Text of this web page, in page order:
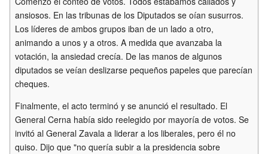
ansiosos. En las tribunas de los Diputados se oían susurros.
Los líderes de ambos grupos iban de un lado a otro,
animando a unos y a otros. A medida que avanzaba la
votación, la ansiedad crecía. De las manos de algunos
diputados se veían deslizarse pequeños papeles que parecían
cheques.
Finalmente, el acto terminó y se anunció el resultado. El
General Cerna había sido reelegido por mayoría de votos. Se
invitó al General Zavala a liderar a los liberales, pero él no
quiso. Dijo que "no quería subir a la presidencia sobre